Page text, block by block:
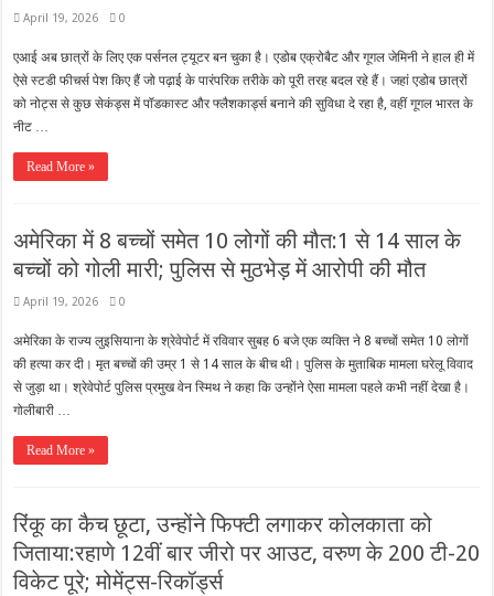
April 19, 2026 0
एआई अब छात्रों के लिए एक पर्सनल ट्यूटर बन चुका है। एडोब एक्रोबैट और गूगल जेमिनी ने हाल ही में
ऐसे स्टडी फीचर्स पेश किए हैं जो पढ़ाई के पारंपरिक तरीके को पूरी तरह बदल रहे हैं। जहां एडोब छात्रों
को नोट्स से कुछ सेकंड्स में पॉडकास्ट और फ्लैशकार्ड्स बनाने की सुविधा दे रहा है, वहीं गूगल भारत के
नीट …
Read More »
अमेरिका में 8 बच्चों समेत 10 लोगों की मौत:1 से 14 साल के
बच्चों को गोली मारी; पुलिस से मुठभेड़ में आरोपी की मौत
April 19, 2026 0
अमेरिका के राज्य लुइसियाना के श्रेवेपोर्ट में रविवार सुबह 6 बजे एक व्यक्ति ने 8 बच्चों समेत 10 लोगों
की हत्या कर दी। मृत बच्चों की उम्र 1 से 14 साल के बीच थी। पुलिस के मुताबिक मामला घरेलू विवाद
से जुड़ा था। श्रेवेपोर्ट पुलिस प्रमुख वेन स्मिथ ने कहा कि उन्होंने ऐसा मामला पहले कभी नहीं देखा है।
गोलीबारी …
Read More »
रिंकू का कैच छूटा, उन्होंने फिफ्टी लगाकर कोलकाता को
जिताया:रहाणे 12वीं बार जीरो पर आउट, वरुण के 200 टी-20
विकेट पूरे; मोमेंट्स-रिकॉर्ड्स